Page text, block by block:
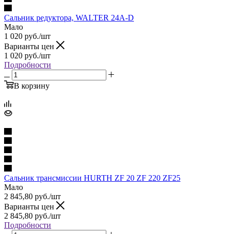
Сальник редуктора, WALTER 24A-D
Мало
1 020 руб./шт
Варианты цен
1 020 руб./шт
Подробности
В корзину
Сальник трансмиссии HURTH ZF 20 ZF 220 ZF25
Мало
2 845,80 руб./шт
Варианты цен
2 845,80 руб./шт
Подробности